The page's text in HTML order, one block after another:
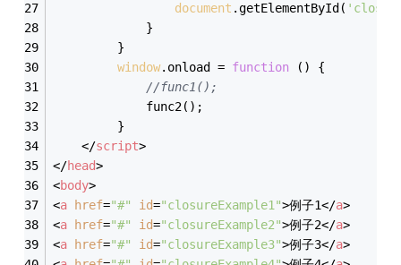
document .getElementById(
             }
         }
window.onload = function ( ) {
//func1();
             func2();
         }
</script>
</head>
<body>
<a href="#" id="closureExample1">例子1</a>
<a href="#" id="closureExample2">例子2</a>
<a href="#" id="closureExample3">例子3</a>